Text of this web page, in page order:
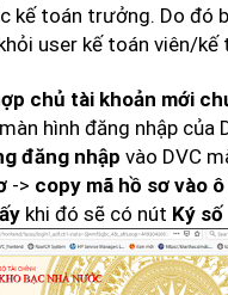
kế toán trưởng. Do đó
user kế toán viên/
chủ tài khoản mới
hình đăng nhập của
đăng nhập vào DVC
-> copy mã hồ sơ vào
khi đó sẽ có nút Ký số